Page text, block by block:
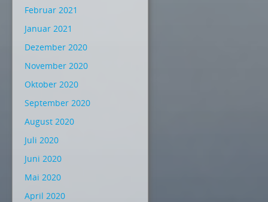
Februar 2021
Januar 2021
Dezember 2020
November 2020
Oktober 2020
September 2020
August 2020
Juli 2020
Juni 2020
Mai 2020
April 2020